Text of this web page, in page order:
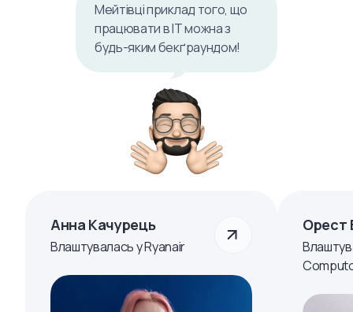
Мейтівці приклад того, що
працювати в ІТ можна з
будь-яким бекґраундом!
Анна Качурець
Влаштувалась у Ryanair
Орест